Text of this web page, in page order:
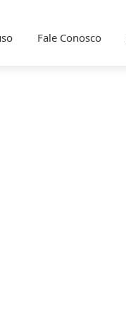
Fale Conosco